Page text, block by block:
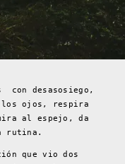
con desasosiego,
los ojos, respira
al espejo, da
rutina.
que vio dos